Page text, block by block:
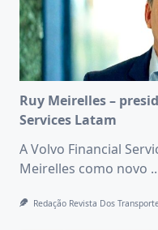
Ruy Meirelles –
Services Latam
A Volvo Financial
Meirelles como novo
Redação Revista Dos